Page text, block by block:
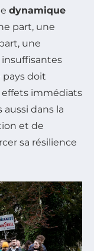
dynamique
part, une
une
pays doit
immédiats
aussi dans la
et de
sa résilience